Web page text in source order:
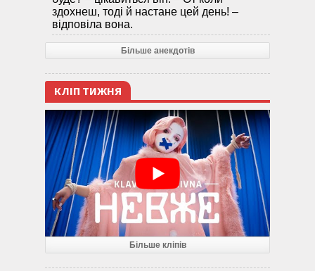
здохнеш, тоді й настане цей день! –
відповіла вона.
Більше анекдотів
КЛІП ТИЖНЯ
Більше кліпів